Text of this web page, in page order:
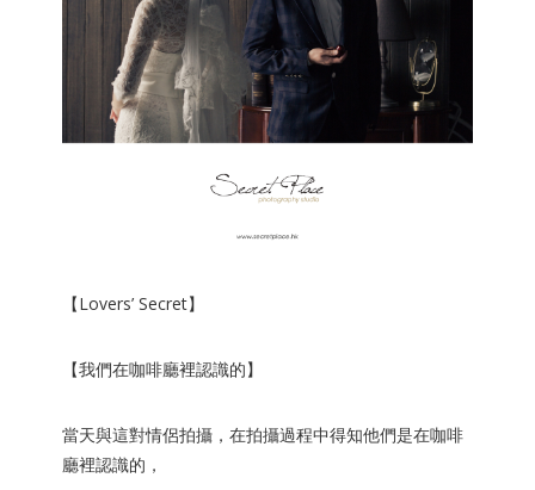
【Lovers’ Secret】
【我們在咖啡廳裡認識的】
當天與這對情侶拍攝，在拍攝過程中得知他們是在咖啡
廳裡認識的，